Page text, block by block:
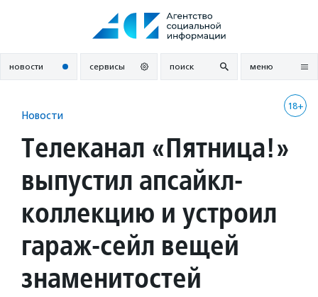
новости сервисы поиск меню
18+
Новости
Телеканал «Пятница!»
выпустил апсайкл-
коллекцию и устроил
гараж-сейл вещей
знаменитостей